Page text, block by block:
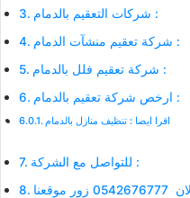
شركات التعقيم بالدمام :
شركة تعقيم منشآت الدمام :
شركة تعقيم فلل بالدمام :
ارخص شركة تعقيم بالدمام :
للتواصل مع الشركة :